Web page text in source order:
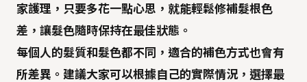
家護理，只要多花一點心思，就能輕鬆修補髮根色
差，讓髮色隨時保持在最佳狀態。
每個人的髮質和髮色都不同，適合的補色方式也會有
所差異。建議大家可以根據自己的實際情況，選擇最